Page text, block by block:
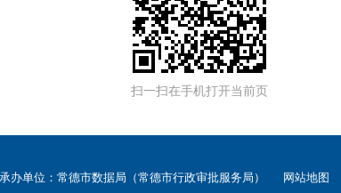
扫一扫在手机打开当前页
办单位：常德市数据局（常德市行政审批服务局）
网站地图